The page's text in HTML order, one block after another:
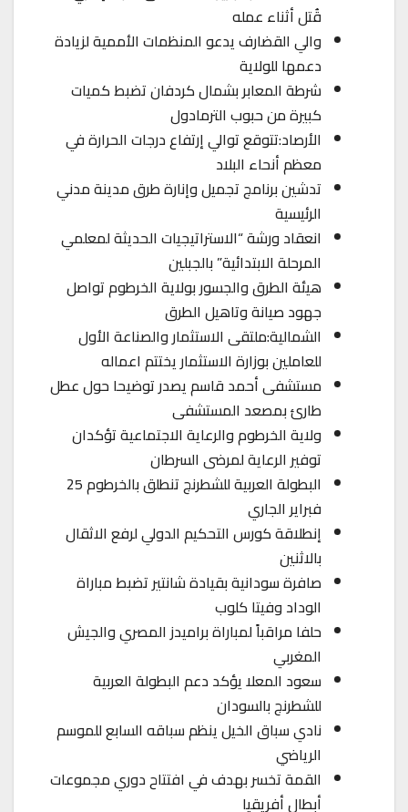
قُتل أثناء عمله
والي القضارف يدعو المنظمات الأممية لزيادة
دعمها للولاية
شرطة المعابر بشمال كردفان تضبط كميات
كبيرة من حبوب الترمادول
الأرصاد:تتوقع توالي إرتفاع درجات الحرارة في
معظم أنحاء البلاد
تدشين برنامج تجميل وإنارة طرق مدينة مدني
الرئيسية
انعقاد ورشة “الاستراتيجيات الحديثة لمعلمي
المرحلة الابتدائية” بالجبلين
هيئة الطرق والجسور بولاية الخرطوم تواصل
جهود صيانة وتاهيل الطرق
الشمالية:ملتقى الاستثمار والصناعة الأول
للعاملين بوزارة الاستثمار يختتم اعماله
مستشفى أحمد قاسم يصدر توضيحا حول عطل
طارئ بمصعد المستشفى
ولاية الخرطوم والرعاية الاجتماعية تؤكدان
توفير الرعاية لمرضى السرطان
البطولة العربية للشطرنج تنطلق بالخرطوم 25
فبراير الجاري
إنطلاقة كورس التحكيم الدولي لرفع الاثقال
بالاثنين
صافرة سودانية بقيادة شانتير تضبط مباراة
الوداد وفيتا كلوب
حلفا مراقباً لمباراة براميدز المصري والجيش
المغربي
سعود المعلا يؤكد دعم البطولة العربية
للشطرنج بالسودان
نادي سباق الخيل ينظم سباقه السابع للموسم
الرياضي
القمة تخسر بهدف في افتتاح دوري مجموعات
أبطال أفريقيا